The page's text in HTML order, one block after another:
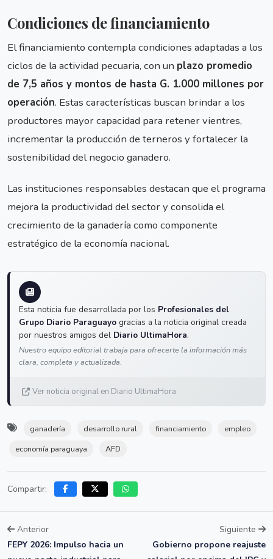
Condiciones de financiamiento
El financiamiento contempla condiciones adaptadas a los
ciclos de la actividad pecuaria, con un plazo promedio
de 7,5 años y montos de hasta G. 1.000 millones por
operación. Estas características buscan brindar a los
productores mayor capacidad para retener vientres,
incrementar la producción de terneros y fortalecer la
sostenibilidad del negocio ganadero.
Las instituciones responsables destacan que el programa
mejora la productividad del sector y consolida el
crecimiento de la ganadería como componente
estratégico de la economía nacional.
Esta noticia fue desarrollada por los Profesionales del
Grupo Diario Paraguayo gracias a la noticia original creada
por nuestros amigos del Diario UltimaHora.
Nuestro equipo editorial trabaja para ofrecerte la información más
clara, completa y actualizada.
Ver noticia original en Diario UltimaHora
ganadería desarrollo rural financiamiento
empleo
economía paraguaya
AFD
Compartir:
Anterior
FEPY 2026: Impulso hacia un
Siguiente
Gobierno propone reajuste